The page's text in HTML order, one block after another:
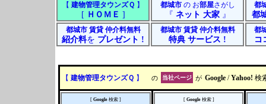
【 建物管理タウンズＱ 】
[ ＨＯＭＥ ]
都城市の お部屋さがし
『 ネット 大家』
都
都
都城市 賃貸 仲介料無料
紹介料を プレゼント !
都城市 賃貸 仲介料無料
特典 サービス !
都
コ
【 建物管理タウンズＱ 】 の 当社ページ が Google /Yahoo! 検
[ Google検索 ] [ Google検索 ]